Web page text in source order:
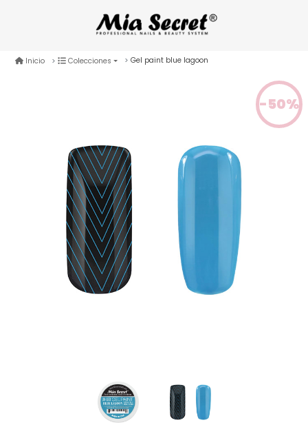
Inicio Colecciones Gel paint blue lagoon
-50%